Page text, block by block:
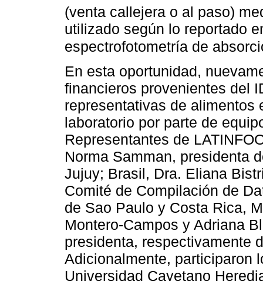
(venta callejera o al paso)
utilizado según lo reportado
espectrofotometría de
En esta oportunidad,
financieros provenientes del
representativas de
laboratorio por parte de
Representantes de
Norma Samman, presidenta
Jujuy; Brasil, Dra. Eliana
Comité de Compilación de
de Sao Paulo y Costa Rica,
Montero-Campos y Adriana
presidenta, respectivamente
Adicionalmente, participaron
Universidad Cayetano